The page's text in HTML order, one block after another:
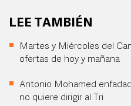
LEE TAMBIÉN
Martes y Miércoles del
ofertas de hoy y mañana
Antonio Mohamed
no quiere dirigir al Tri